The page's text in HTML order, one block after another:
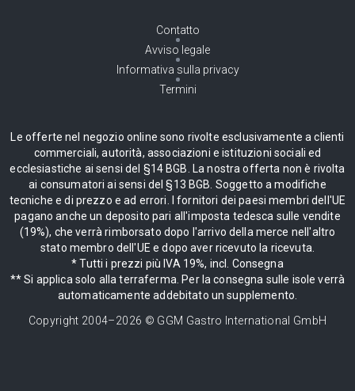
Contatto
Avviso legale
Informativa sulla privacy
Termini
Le offerte nel negozio online sono rivolte esclusivamente a clienti
commerciali, autorità, associazioni e istituzioni sociali ed
ecclesiastiche ai sensi del §14 BGB. La nostra offerta non è rivolta
ai consumatori ai sensi del §13 BGB. Soggetto a modifiche
tecniche e di prezzo e ad errori. I fornitori dei paesi membri dell'UE
pagano anche un deposito pari all'imposta tedesca sulle vendite
(19%), che verrà rimborsato dopo l'arrivo della merce nell'altro
stato membro dell'UE e dopo aver ricevuto la ricevuta.
* Tutti i prezzi più IVA 19%, incl. Consegna
** Si applica solo alla terraferma. Per la consegna sulle isole verrà
automaticamente addebitato un supplemento.
Copyright 2004–2026 © GGM Gastro International GmbH